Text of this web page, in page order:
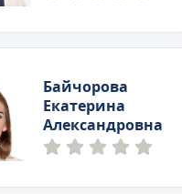
Байчорова
Екатерина
Александровна